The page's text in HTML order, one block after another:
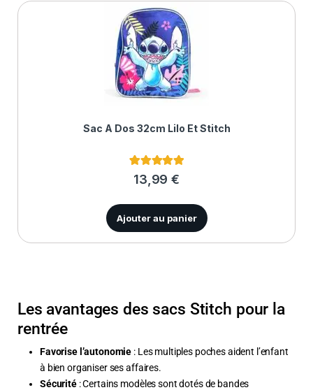
Sac À Dos 32cm Lilo Et Stitch
Noté5.00
sur 5 basé
notations
13,99€
Ajouter au panier
Les avantages des sacs Stitch pour la
rentrée
Favorise l’autonomie : Les multiples poches aident l’enfant
à bien organiser ses affaires.
Sécurité: Certains modèles sont dotés de bandes